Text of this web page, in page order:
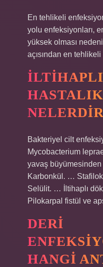
En tehlikeli
yolu enfeksiyonları,
yüksek olması
açısından en
Bakteriyel cilt
Mycobacterium
yavaş
Karbonkül. …
Selülit. … İltihaplı
Pilokarpal fistül ve
DERI
HANGI